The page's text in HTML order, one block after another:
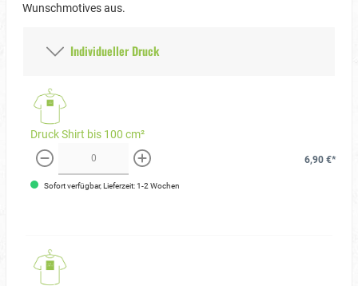
Wunschmotives aus.
Individueller Druck
Druck Shirt bis 100 cm²
weniger mehr
6,90 €*
Sofort verfügbar, Lieferzeit: 1-2 Wochen